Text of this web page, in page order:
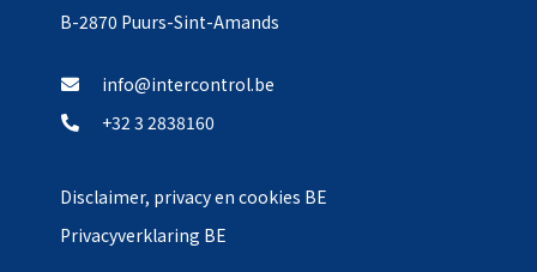
B-2870 Puurs-Sint-Amands
info@intercontrol.be
+32 3 2838160
Disclaimer, privacy en cookies BE
Privacyverklaring BE